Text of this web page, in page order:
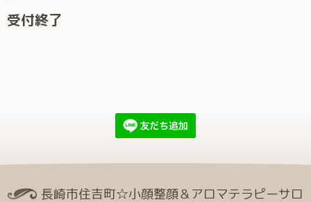
受付終了
長崎市住吉町☆小顔整顔＆アロマテラピーサロ